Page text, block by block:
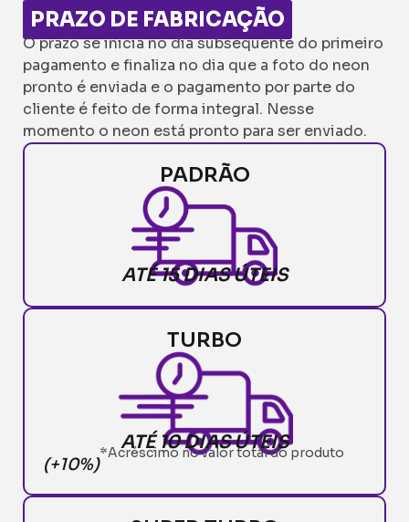
PRAZO DE FABRICAÇÃO
O prazo se inicia no dia subsequente do primeiro
pagamento e finaliza no dia que a foto do neon
pronto é enviada e o pagamento por parte do
cliente é feito de forma integral. Nesse
momento o neon está pronto para ser enviado.
PADRÃO
ATÉ 15 DIAS ÚTEIS
TURBO
ATÉ 10 DIAS ÚTEIS
(+10%)
*Acréscimo no valor total do produto